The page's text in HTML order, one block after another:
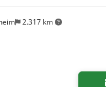
2.317 km